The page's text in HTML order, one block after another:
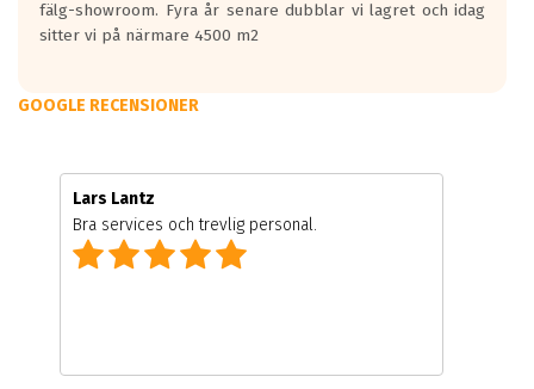
fälg-showroom. Fyra år senare dubblar vi lagret och idag
sitter vi på närmare 4500 m2
GOOGLE RECENSIONER
Lars Lantz
Bra services och trevlig personal.